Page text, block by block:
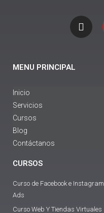
n
s
t
MENU PRINCIPAL
Inicio
Servicios
Cursos
Blog
Contáctanos
CURSOS
Curso de Facebook e Instagram
Ads
Curso Web Y Tiendas Virtuales